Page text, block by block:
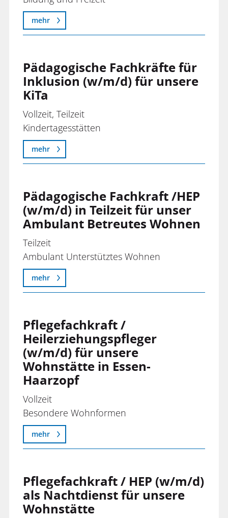
mehr
Pädagogische Fachkräfte für
Inklusion (w/m/d) für unsere
KiTa
Vollzeit, Teilzeit
Kindertagesstätten
mehr
Pädagogische Fachkraft /HEP
(w/m/d) in Teilzeit für unser
Ambulant Betreutes Wohnen
Teilzeit
Ambulant Unterstütztes Wohnen
mehr
Pflegefachkraft /
Heilerziehungspfleger
(w/m/d) für unsere
Wohnstätte in Essen-
Haarzopf
Vollzeit
Besondere Wohnformen
mehr
Pflegefachkraft / HEP (w/m/d)
als Nachtdienst für unsere
Wohnstätte